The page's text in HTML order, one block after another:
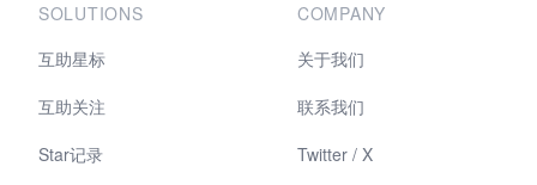
SOLUTIONS
互助星标
互助关注
Star记录
COMPANY
关于我们
联系我们
Twitter / X